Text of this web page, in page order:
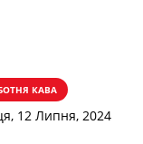
КАВА
12 Липня, 2024